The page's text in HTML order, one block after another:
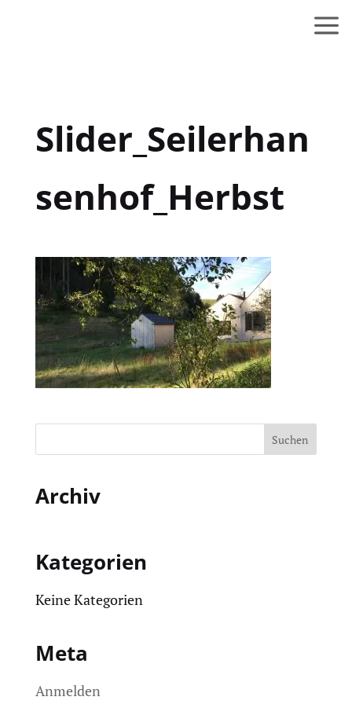
Slider_Seilerhan
senhof_Herbst
Archiv
Kategorien
Keine Kategorien
Meta
Anmelden